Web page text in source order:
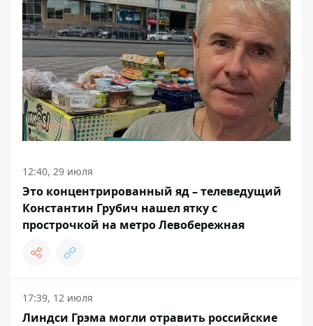
12:40, 29 июля
Это концентрированный яд – телеведущий
Константин Грубич нашел ятку с
прострочкой на метро Левобережная
17:39, 12 июля
Линдси Грэма могли отравить российские